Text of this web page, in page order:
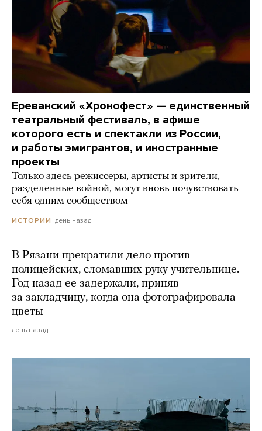
Ереванский «Хронофест» — единственный
театральный фестиваль, в афише
которого есть и спектакли из России,
и работы эмигрантов, и иностранные
проекты
Только здесь режиссеры, артисты и зрители,
разделенные войной, могут вновь почувствовать
себя одним сообществом
ИСТОРИИ день назад
В Рязани прекратили дело против
полицейских, сломавших руку учительнице.
Год назад ее задержали, приняв
за закладчицу, когда она фотографировала
цветы
день назад